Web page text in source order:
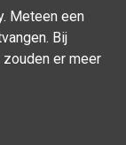
Meteen een
Bij
er meer